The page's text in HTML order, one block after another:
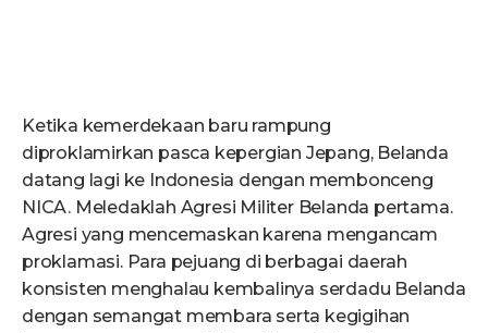
Ketika kemerdekaan baru rampung
diproklamirkan pasca kepergian Jepang, Belanda
datang lagi ke Indonesia dengan membonceng
NICA. Meledaklah Agresi Militer Belanda pertama.
Agresi yang mencemaskan karena mengancam
proklamasi. Para pejuang di berbagai daerah
konsisten menghalau kembalinya serdadu Belanda
dengan semangat membara serta kegigihan